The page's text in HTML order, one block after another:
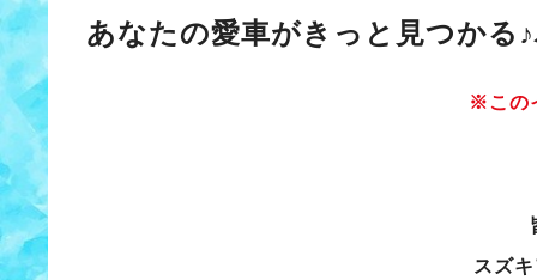
あなたの愛車がきっと見つかる
※この
スズ